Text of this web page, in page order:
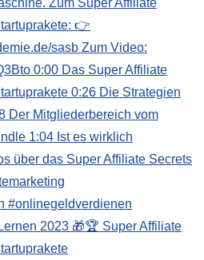
2023 🎁🏆 Super Affiliate